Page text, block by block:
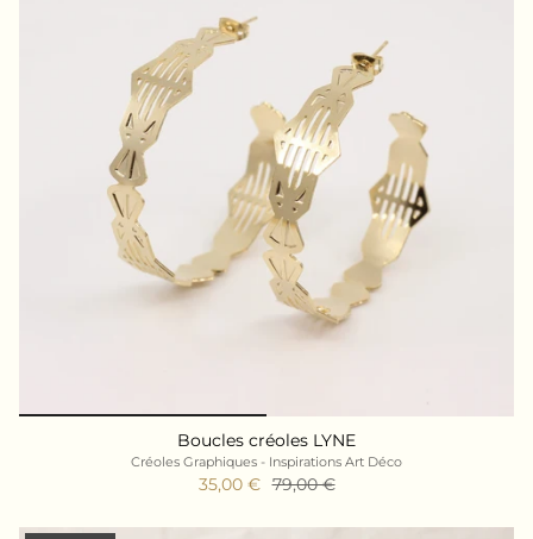
Boucles créoles LYNE
Créoles Graphiques - Inspirations Art Déco
35,00 € 79,00 €